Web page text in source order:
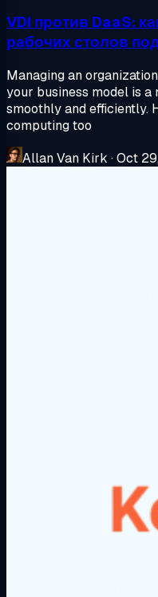
VDI против DaaS:
рабочих столов
Managing an
your business model is
smoothly and efficiently.
computing too
Allan Van Kirk ·Oct